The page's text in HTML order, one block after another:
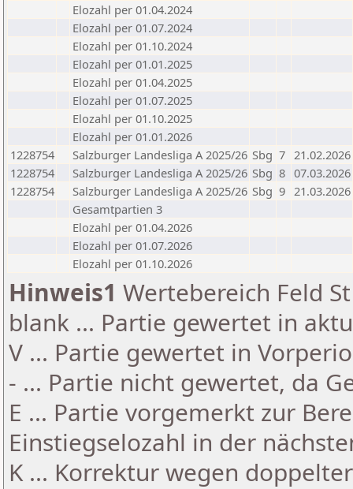
Elozahl per 01.04.2024
Elozahl per 01.07.2024
Elozahl per 01.10.2024
Elozahl per 01.01.2025
Elozahl per 01.04.2025
Elozahl per 01.07.2025
Elozahl per 01.10.2025
Elozahl per 01.01.2026
1228754
Salzburger Landesliga A 2025/26 Sbg 7 21.02.2026
1228754
Salzburger Landesliga A 2025/26 Sbg 8 07.03.2026
1228754
Salzburger Landesliga A 2025/26 Sbg 9 21.03.2026
Gesamtpartien 3
Elozahl per 01.04.2026
Elozahl per 01.07.2026
Elozahl per 01.10.2026
Hinweis1 Wertebereich Feld
blank ... Partie gewertet in
V ... Partie gewertet in
- ... Partie nicht gewertet, da
E ... Partie vorgemerkt zur
Einstiegselozahl in der
K ... Korrektur wegen